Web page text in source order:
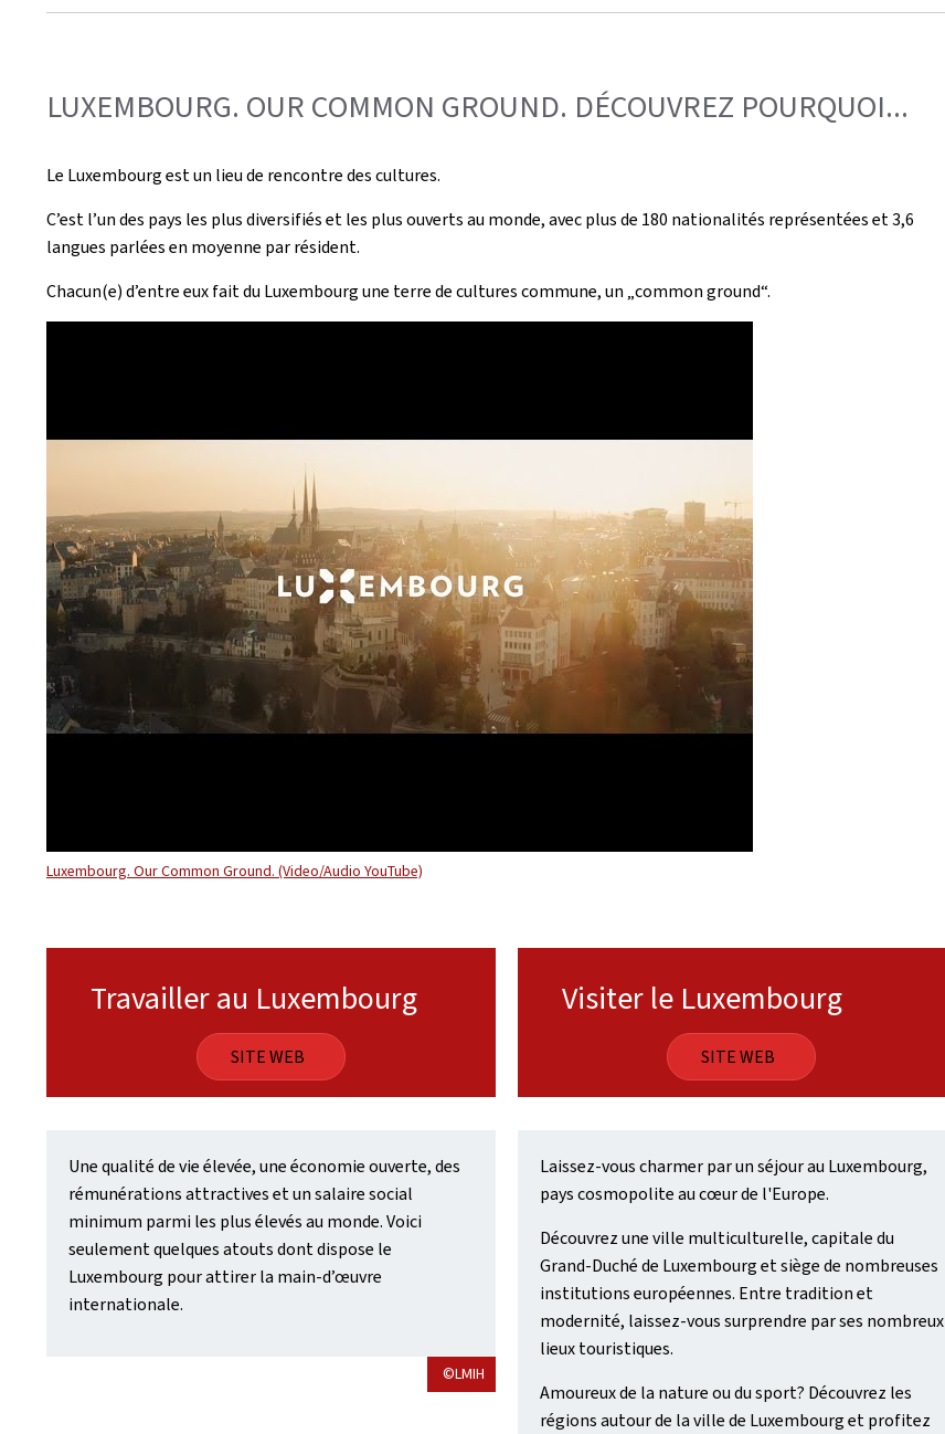
LUXEMBOURG. OUR COMMON GROUND. DÉCOUVREZ POURQUOI...
Le Luxembourg est un lieu de rencontre des cultures.
C’est l’un des pays les plus diversifiés et les plus ouverts au monde, avec plus de 180 nationalités représentées et 3,6
langues parlées en moyenne par résident.
Chacun(e) d’entre eux fait du Luxembourg une terre de cultures commune, un „common ground“.
Luxembourg. Our Common Ground. (Video/Audio YouTube)
Travailler au Luxembourg
SITE WEB
Une qualité de vie élevée, une économie ouverte, des
rémunérations attractives et un salaire social
minimum parmi les plus élevés au monde. Voici
seulement quelques atouts dont dispose le
Luxembourg pour attirer la main-d’œuvre
internationale.
©LMIH
Visiter le Luxembourg
SITE WEB
Laissez-vous charmer par un séjour au Luxembourg,
pays cosmopolite au cœur de l'Europe.
Découvrez une ville multiculturelle, capitale du
Grand-Duché de Luxembourg et siège de nombreuses
institutions européennes. Entre tradition et
modernité, laissez-vous surprendre par ses nombreux
lieux touristiques.
Amoureux de la nature ou du sport? Découvrez les
régions autour de la ville de Luxembourg et profitez